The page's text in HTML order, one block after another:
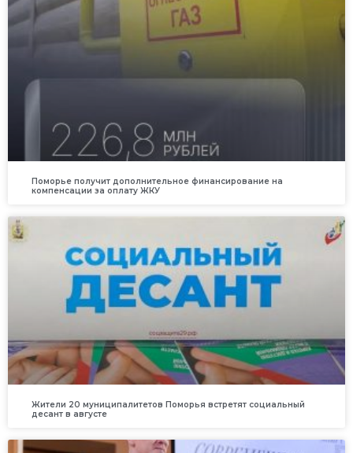
Поморье получит дополнительное финансирование на
компенсации за оплату ЖКУ
Жители 20 муниципалитетов Поморья встретят социальный
десант в августе